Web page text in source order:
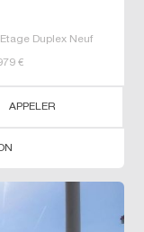
Duplex Neuf
€
APPELER